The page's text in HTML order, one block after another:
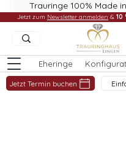
Trauringe 100% Made
Eheringe
Jetzt Termin buchen
Jetzt zum Newsletter anmelden & 10